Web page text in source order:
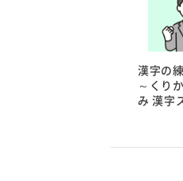
漢字の
～くり
み 漢字